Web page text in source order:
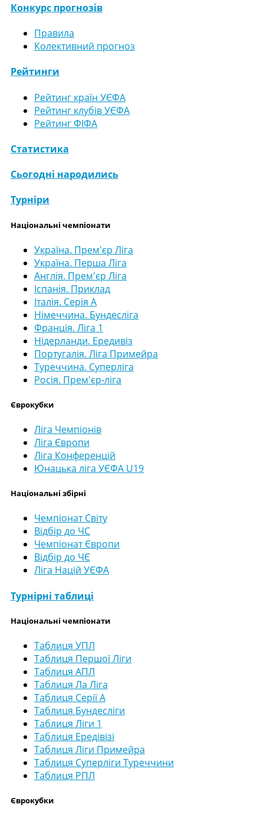
Конкурс прогнозів
Правила
Колективний прогноз
Рейтинги
Рейтинг країн УЄФА
Рейтинг клубів УЄФА
Рейтинг ФІФА
Статистика
Сьогодні народились
Турніри
Національні чемпіонати
Україна. Прем'єр Ліга
Україна. Перша Ліга
Англія. Прем'єр Ліга
Іспанія. Приклад
Італія. Серія А
Німеччина. Бундесліга
Франція. Ліга 1
Нідерланди. Ередивіз
Португалія. Ліга Примейра
Туреччина. Суперліга
Росія. Прем'єр-ліга
Єврокубки
Ліга Чемпіонів
Ліга Європи
Ліга Конференцій
Юнацька ліга УЄФА U19
Національні збірні
Чемпіонат Світу
Відбір до ЧС
Чемпіонат Європи
Відбір до ЧЄ
Ліга Націй УЄФА
Турнірні таблиці
Національні чемпіонати
Таблиця УПЛ
Таблиця Першої Ліги
Таблиця АПЛ
Таблиця Ла Ліга
Таблиця Серії А
Таблиця Бундесліги
Таблиця Ліги 1
Таблиця Ередівізі
Таблиця Ліги Примейра
Таблиця Суперліги Туреччини
Таблиця РПЛ
Єврокубки